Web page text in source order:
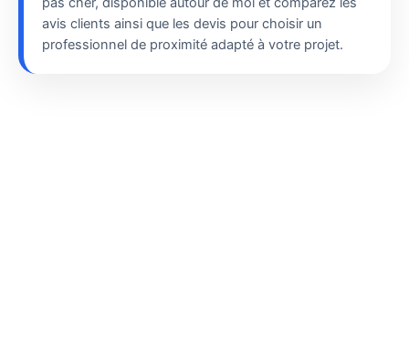
avis clients ainsi que les devis pour choisir un
professionnel de proximité adapté à votre projet.